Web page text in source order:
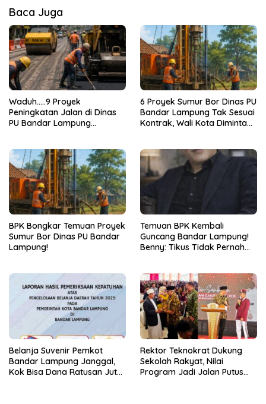
Baca Juga
Waduh…..9 Proyek
Peningkatan Jalan di Dinas
PU Bandar Lampung
6 Proyek Sumur Bor Dinas PU
Bandar Lampung Tak Sesuai
Kontrak, Wali Kota Diminta
BPK Bongkar Temuan Proyek
Sumur Bor Dinas PU Bandar
Lampung!
Temuan BPK Kembali
Guncang Bandar Lampung!
Benny: Tikus Tidak Pernah
Belanja Suvenir Pemkot
Bandar Lampung Janggal,
Kok Bisa Dana Ratusan Juta
Rektor Teknokrat Dukung
Sekolah Rakyat, Nilai
Program Jadi Jalan Putus